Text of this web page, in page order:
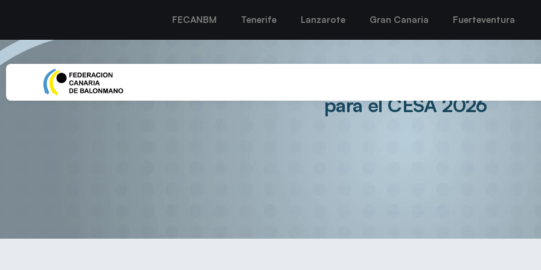
FECANBM Tenerife Lanzarote Gran Canaria Fuerteventura
Diez canteranas del CB Puerto del Carmen acuden a la
para el CESA 2026